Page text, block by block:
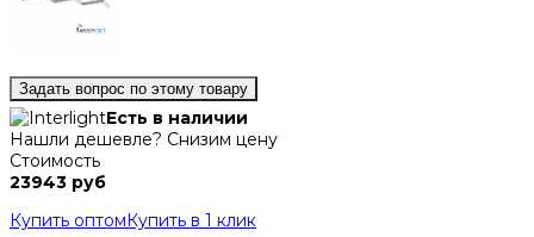
Задать вопрос по этому товару
Есть в наличии
Нашли дешевле? Снизим цену
Стоимость
23943 руб
Купить оптом Купить в 1 клик